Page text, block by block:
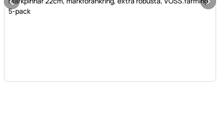
5-pack